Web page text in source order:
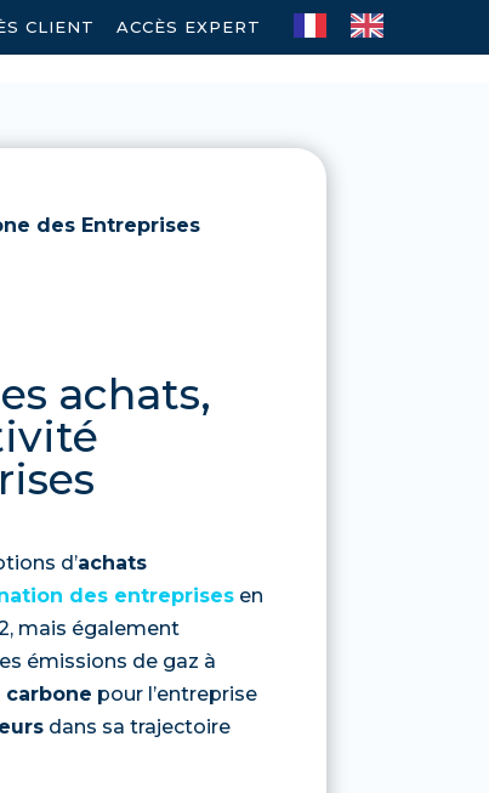
CLIENT ACCÈS EXPERT
des Entreprises
achats,
d’achats
des entreprises en
mais également
émissions de gaz à
pour l’entreprise
dans sa trajectoire